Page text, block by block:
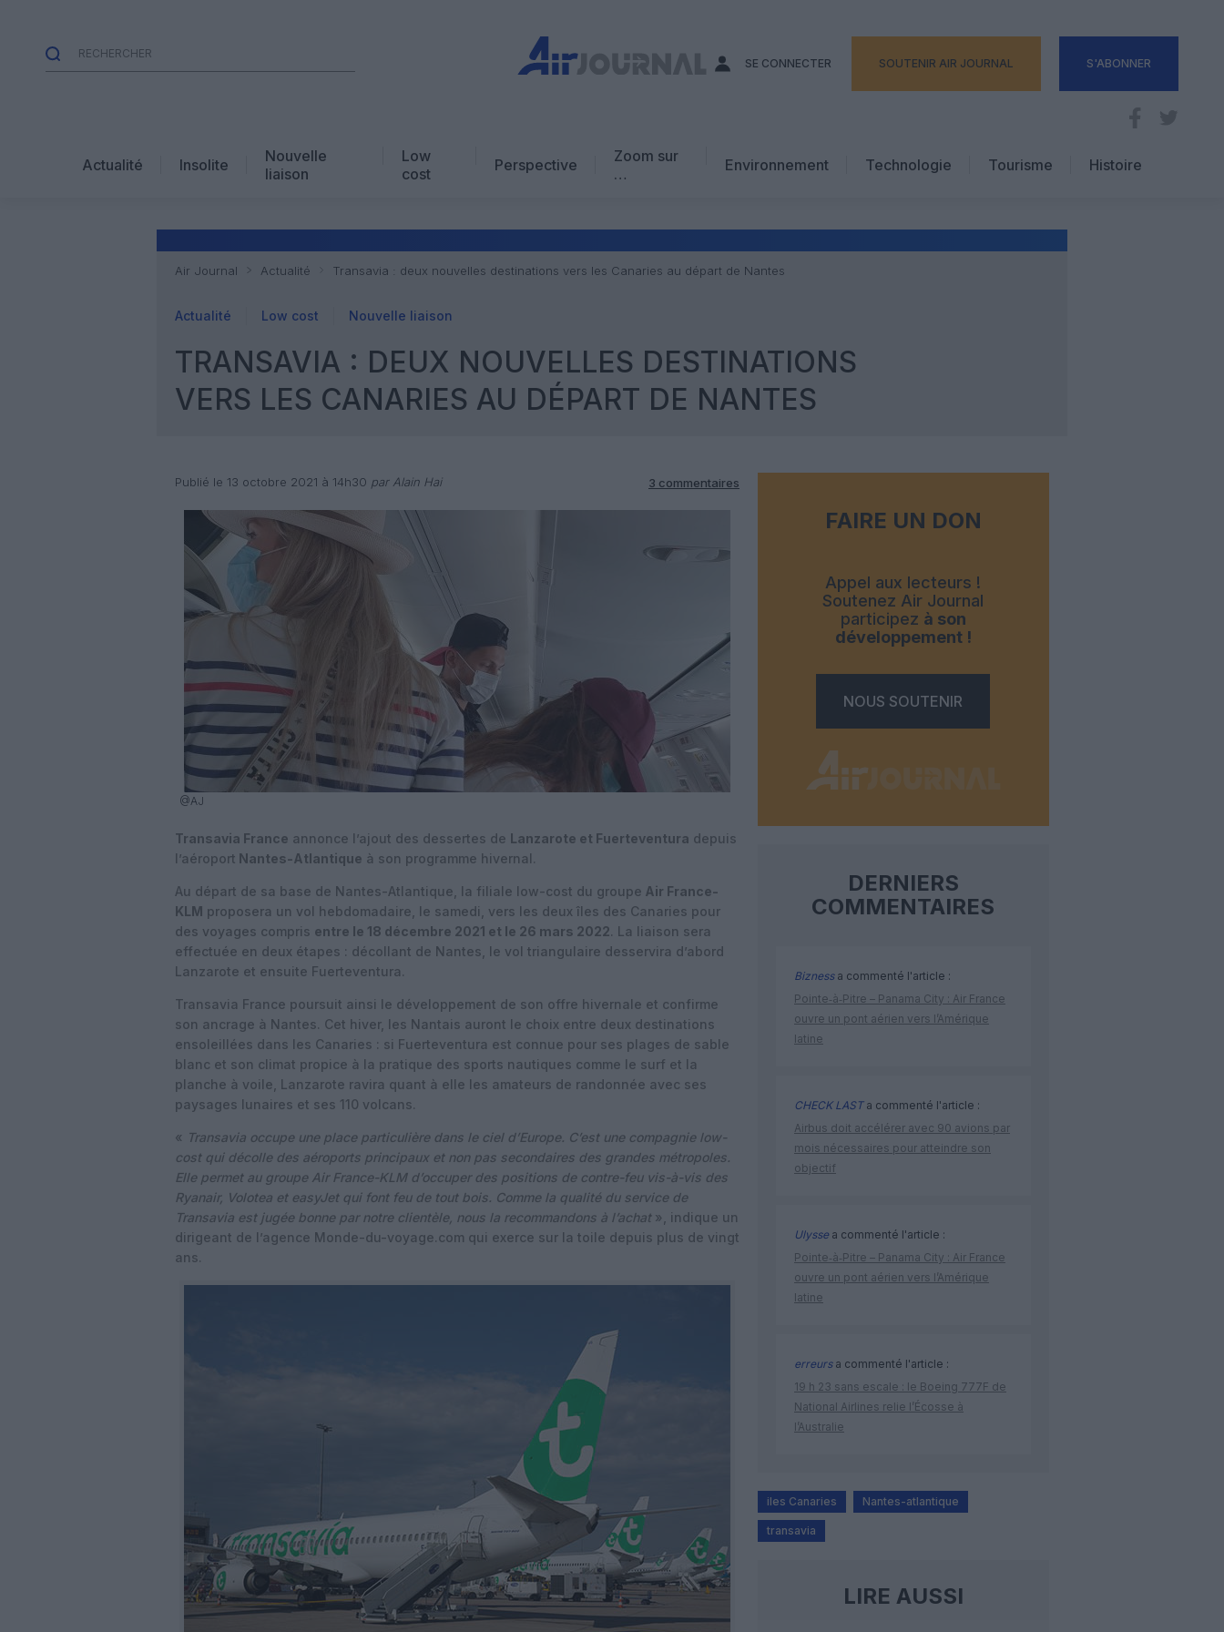
SE CONNECTER SOUTENIR AIR JOURNAL S'ABONNER
Actualité Insolite
Nouvelle
liaison
Low
cost
Perspective
Zoom sur
…
Avis d’expert
Environnement Technologie
Tourisme
Hôtellerie
Histoire
Air Journal Actualité Transavia : deux nouvelles destinations vers les Canaries au départ de Nantes
Actualité Low cost Nouvelle liaison
TRANSAVIA : DEUX NOUVELLES DESTINATIONS
VERS LES CANARIES AU DÉPART DE NANTES
Publié le 13 octobre 2021 à 14h30 par Alain Hai 3 commentaires
@AJ
Transavia France annonce l’ajout des dessertes de Lanzarote et Fuerteventura depuis
l’aéroport Nantes-Atlantique à son programme hivernal.
Au départ de sa base de Nantes-Atlantique, la filiale low-cost du groupe Air France-
KLM proposera un vol hebdomadaire, le samedi, vers les deux îles des Canaries pour
des voyages compris entre le 18 décembre 2021 et le 26 mars 2022. La liaison sera
effectuée en deux étapes : décollant de Nantes, le vol triangulaire desservira d’abord
Lanzarote et ensuite Fuerteventura.
Transavia France poursuit ainsi le développement de son offre hivernale et confirme
son ancrage à Nantes. Cet hiver, les Nantais auront le choix entre deux destinations
ensoleillées dans les Canaries : si Fuerteventura est connue pour ses plages de sable
blanc et son climat propice à la pratique des sports nautiques comme le surf et la
planche à voile, Lanzarote ravira quant à elle les amateurs de randonnée avec ses
paysages lunaires et ses 110 volcans.
« Transavia occupe une place particulière dans le ciel d’Europe. C’est une compagnie low-
cost qui décolle des aéroports principaux et non pas secondaires des grandes métropoles.
Elle permet au groupe Air France-KLM d’occuper des positions de contre-feu vis-à-vis des
Ryanair, Volotea et easyJet qui font feu de tout bois. Comme la qualité du service de
Transavia est jugée bonne par notre clientèle, nous la recommandons à l’achat », indique un
dirigeant de l’agence Monde-du-voyage.com qui exerce sur la toile depuis plus de vingt
ans.
FAIRE UN DON
Appel aux lecteurs !
Soutenez Air Journal
participez à son
développement !
NOUS SOUTENIR
DERNIERS
COMMENTAIRES
Biznessa commenté l'article :
Pointe‑à‑Pitre – Panama City : Air France
ouvre un pont aérien vers l’Amérique
latine
CHECK LASTa commenté l'article :
Airbus doit accélérer avec 90 avions par
mois nécessaires pour atteindre son
objectif
Ulyssea commenté l'article :
Pointe‑à‑Pitre – Panama City : Air France
ouvre un pont aérien vers l’Amérique
latine
erreursa commenté l'article :
19 h 23 sans escale : le Boeing 777F de
National Airlines relie l’Écosse à
l’Australie
iles Canaries Nantes-atlantique
transavia
LIRE AUSSI